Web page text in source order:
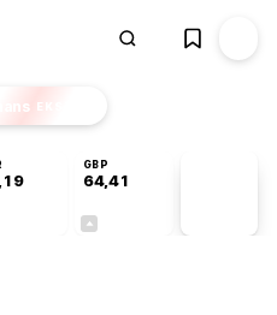
EKSTRA
GBP
64,41